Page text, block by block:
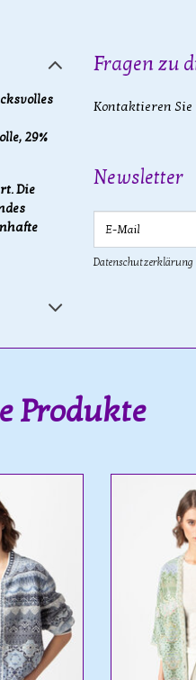
29%
Die
Fragen zu
Kontaktieren
Newsletter
E-Mail
Datenschutzerklärung
Produkte